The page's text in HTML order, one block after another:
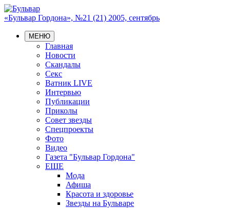
«Бульвар Гордона», №21 (21) 2005, сентябрь
МЕНЮ
Главная
Новости
Скандалы
Секс
Ватник LIVE
Интервью
Публикации
Приколы
Совет звезды
Спецпроекты
Фото
Видео
Газета "Бульвар Гордона"
ЕЩЕ
Мода
Афиша
Красота и здоровье
Звезды на Бульваре